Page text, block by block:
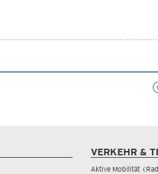
VERKEHR &
Aktive Mobilität